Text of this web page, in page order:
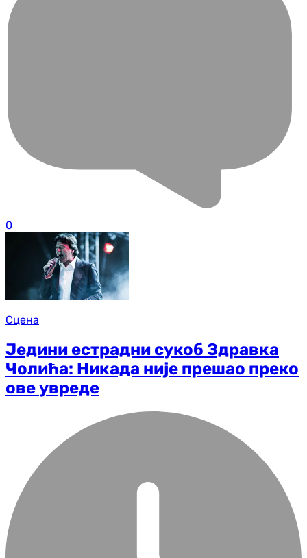
0
Сцена
Једини естрадни сукоб Здравка
Чолића: Никада није прешао преко
ове увреде